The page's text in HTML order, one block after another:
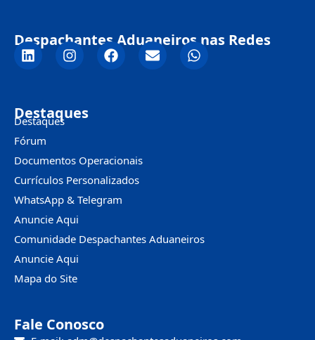
Despachantes Aduaneiros nas Redes
Destaques
Destaques
Fórum
Documentos Operacionais
Currículos Personalizados
WhatsApp & Telegram
Anuncie Aqui
Comunidade Despachantes Aduaneiros
Anuncie Aqui
Mapa do Site
Fale Conosco